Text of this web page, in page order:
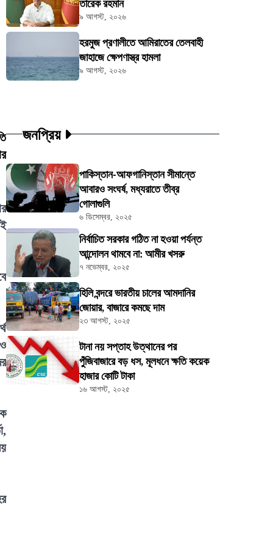
তারেক রহমান
৯ আগস্ট, ২০২৬
হরমুজ প্রণালীতে আমিরাতের তেলবাহী
জাহাজে ক্ষেপণাস্ত্র হামলা
৯ আগস্ট, ২০২৬
জনপ্রিয়
পাকিস্তান-আফগানিস্তান সীমান্তে
আবারও সংঘর্ষ, মধ্যরাতে তীব্র
গোলাগুলি
৬ ডিসেম্বর, ২০২৫
নির্বাচিত সরকার গঠিত না হওয়া পর্যন্ত
আন্দোলন থামবে না: আমীর খসরু
৭ নভেম্বর, ২০২৫
হিলি বন্দরে ভারতীয় চালের আমদানির
জোয়ার, বাজারে কমছে দাম
২৩ আগস্ট, ২০২৫
টানা নয় সপ্তাহ উত্থানের পর
পুঁজিবাজারে বড় ধস, মূলধনে ক্ষতি কয়েক
হাজার কোটি টাকা
১৬ আগস্ট, ২০২৫